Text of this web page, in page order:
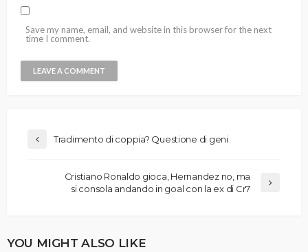
Save my name, email, and website in this browser for the next
time I comment.
Tradimento di coppia? Questione di geni
Cristiano Ronaldo gioca, Hernandez no, ma
si consola andando in goal con la ex di Cr7
YOU MIGHT ALSO LIKE